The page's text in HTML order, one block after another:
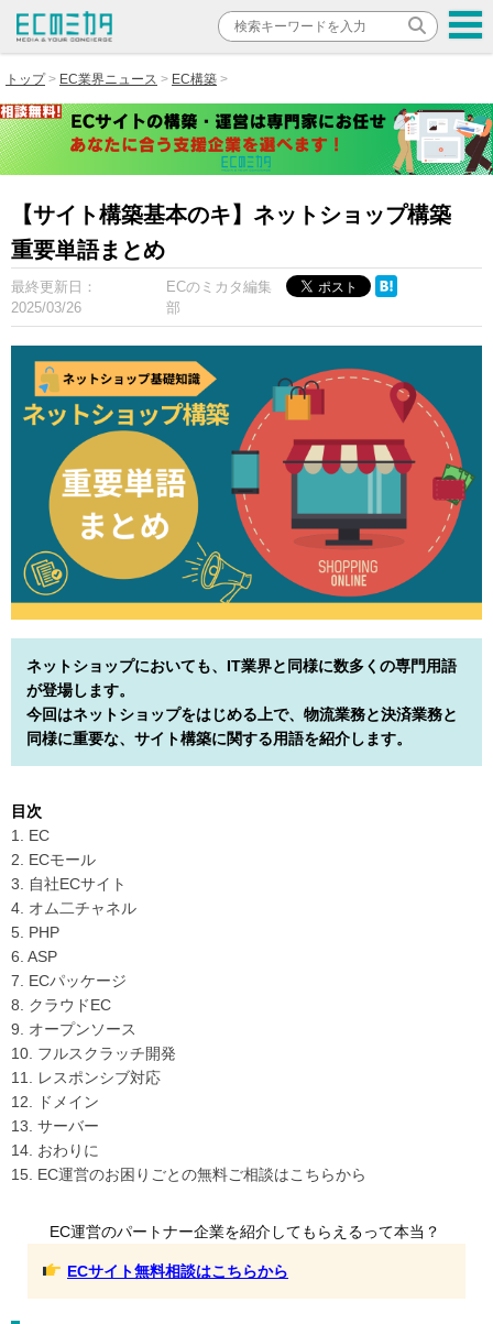
トップ EC業界ニュース EC構築
【サイト構築基本のキ】ネットショップ構築
重要単語まとめ
最終更新日：
2025/03/26
ECのミカタ編集
部
ネットショップにおいても、IT業界と同様に数多くの専門用語
が登場します。
今回はネットショップをはじめる上で、物流業務と決済業務と
同様に重要な、サイト構築に関する用語を紹介します。
目次
1. EC
2. ECモール
3. 自社ECサイト
4. オム二チャネル
5. PHP
6. ASP
7. ECパッケージ
8. クラウドEC
9. オープンソース
10. フルスクラッチ開発
11. レスポンシブ対応
12. ドメイン
13. サーバー
14. おわりに
15. EC運営のお困りごとの無料ご相談はこちらから
EC運営のパートナー企業を紹介してもらえるって本当？
ECサイト無料相談はこちらから